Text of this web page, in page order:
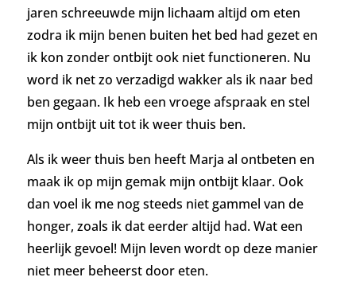
jaren schreeuwde mijn lichaam altijd om eten
zodra ik mijn benen buiten het bed had gezet en
ik kon zonder ontbijt ook niet functioneren. Nu
word ik net zo verzadigd wakker als ik naar bed
ben gegaan. Ik heb een vroege afspraak en stel
mijn ontbijt uit tot ik weer thuis ben.
Als ik weer thuis ben heeft Marja al ontbeten en
maak ik op mijn gemak mijn ontbijt klaar. Ook
dan voel ik me nog steeds niet gammel van de
honger, zoals ik dat eerder altijd had. Wat een
heerlijk gevoel! Mijn leven wordt op deze manier
niet meer beheerst door eten.